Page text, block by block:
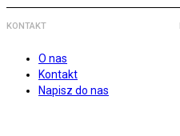
KONTAKT
O nas
Kontakt
Napisz do nas